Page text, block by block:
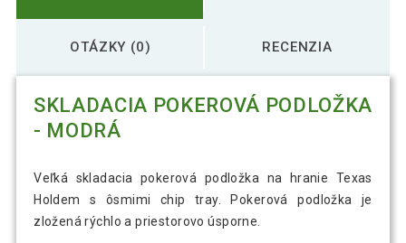
OTÁZKY (0) RECENZIA
SKLADACIA POKEROVÁ PODLOŽKA
- MODRÁ
Veľká skladacia pokerová podložka na hranie Texas
Holdem s ôsmimi chip tray. Pokerová podložka je
zložená rýchlo a priestorovo úsporne.